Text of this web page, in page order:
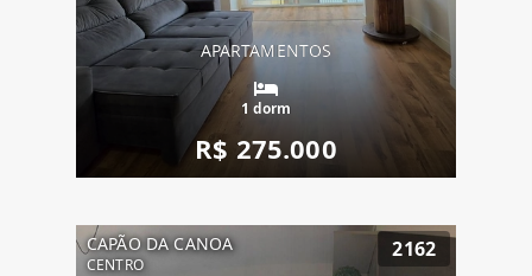
APARTAMENTOS
1 dorm
R$ 275.000
CAPÃO DA CANOA
CENTRO
2162